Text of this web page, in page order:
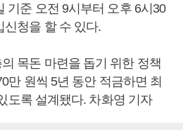
기준 오전 9시부터 오후 6시30
신청을 할 수 있다.
목돈 마련을 돕기 위한 정책
만 원씩 5년 동안 적금하면 최
도록 설계됐다. 차화영 기자